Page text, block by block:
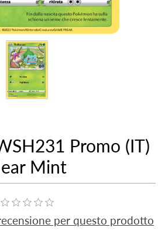
Promo (IT)
Mint
per questo prodotto